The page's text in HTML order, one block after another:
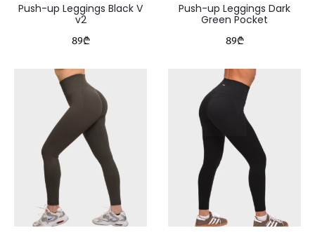
Push-up Leggings Black V
v2
89₾
Push-up Leggings Dark
Green Pocket
89₾